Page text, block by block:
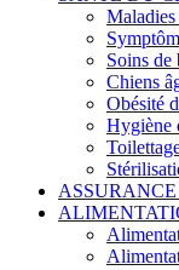
Soins de
Chiens
Obésité
Hygiène